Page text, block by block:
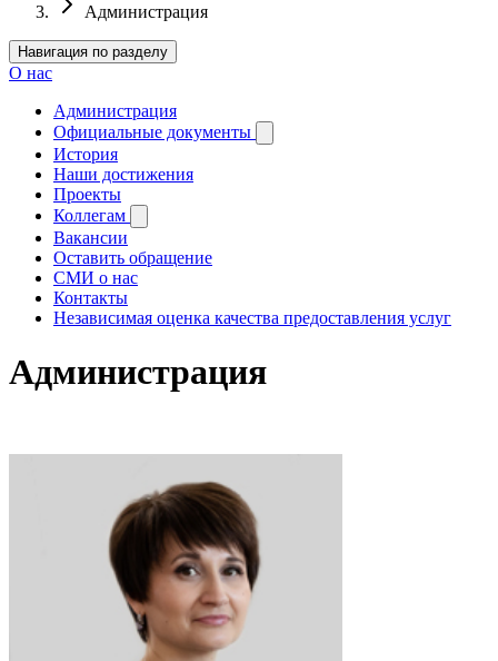
Администрация
Навигация по разделу
О нас
Администрация
Официальные документы
История
Наши достижения
Проекты
Коллегам
Вакансии
Оставить обращение
СМИ о нас
Контакты
Независимая оценка качества предоставления услуг
Администрация